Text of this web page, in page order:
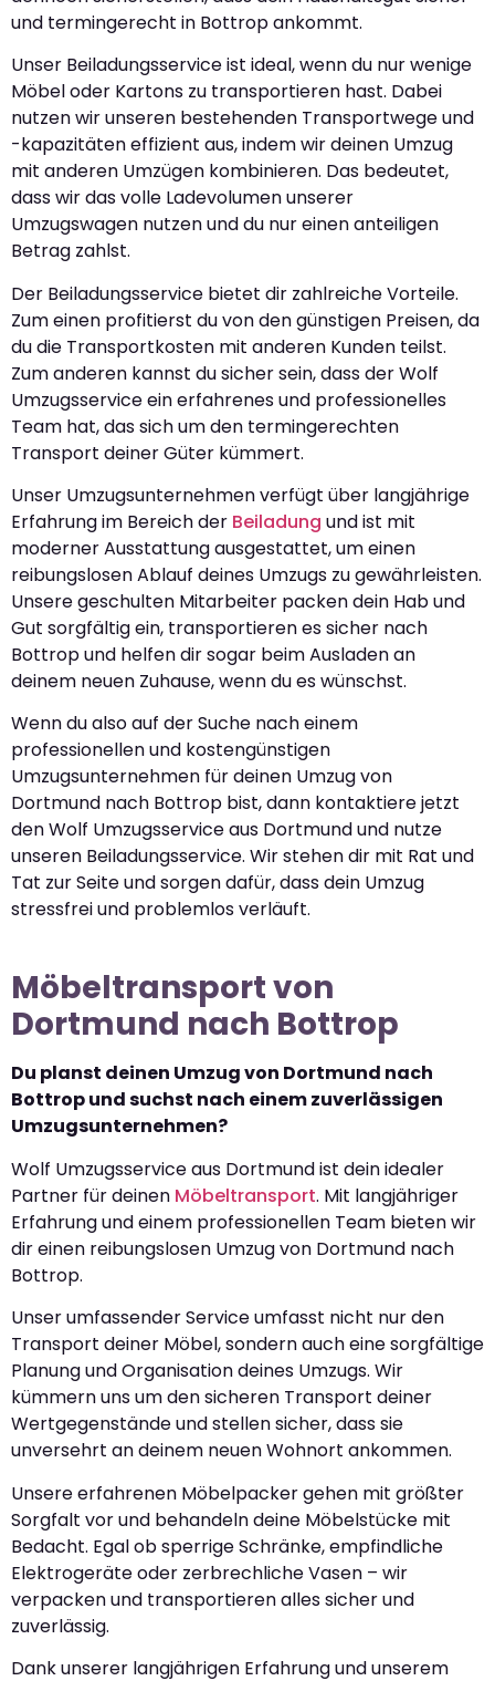
und termingerecht in Bottrop ankommt.
Unser Beiladungsservice ist ideal, wenn du nur wenige
Möbel oder Kartons zu transportieren hast. Dabei
nutzen wir unseren bestehenden Transportwege und
-kapazitäten effizient aus, indem wir deinen Umzug
mit anderen Umzügen kombinieren. Das bedeutet,
dass wir das volle Ladevolumen unserer
Umzugswagen nutzen und du nur einen anteiligen
Betrag zahlst.
Der Beiladungsservice bietet dir zahlreiche Vorteile.
Zum einen profitierst du von den günstigen Preisen, da
du die Transportkosten mit anderen Kunden teilst.
Zum anderen kannst du sicher sein, dass der Wolf
Umzugsservice ein erfahrenes und professionelles
Team hat, das sich um den termingerechten
Transport deiner Güter kümmert.
Unser Umzugsunternehmen verfügt über langjährige
Erfahrung im Bereich der Beiladung und ist mit
moderner Ausstattung ausgestattet, um einen
reibungslosen Ablauf deines Umzugs zu gewährleisten.
Unsere geschulten Mitarbeiter packen dein Hab und
Gut sorgfältig ein, transportieren es sicher nach
Bottrop und helfen dir sogar beim Ausladen an
deinem neuen Zuhause, wenn du es wünschst.
Wenn du also auf der Suche nach einem
professionellen und kostengünstigen
Umzugsunternehmen für deinen Umzug von
Dortmund nach Bottrop bist, dann kontaktiere jetzt
den Wolf Umzugsservice aus Dortmund und nutze
unseren Beiladungsservice. Wir stehen dir mit Rat und
Tat zur Seite und sorgen dafür, dass dein Umzug
stressfrei und problemlos verläuft.
Möbeltransport von
Dortmund nach Bottrop
Du planst deinen Umzug von Dortmund nach
Bottrop und suchst nach einem zuverlässigen
Umzugsunternehmen?
Wolf Umzugsservice aus Dortmund ist dein idealer
Partner für deinen Möbeltransport. Mit langjähriger
Erfahrung und einem professionellen Team bieten wir
dir einen reibungslosen Umzug von Dortmund nach
Bottrop.
Unser umfassender Service umfasst nicht nur den
Transport deiner Möbel, sondern auch eine sorgfältige
Planung und Organisation deines Umzugs. Wir
kümmern uns um den sicheren Transport deiner
Wertgegenstände und stellen sicher, dass sie
unversehrt an deinem neuen Wohnort ankommen.
Unsere erfahrenen Möbelpacker gehen mit größter
Sorgfalt vor und behandeln deine Möbelstücke mit
Bedacht. Egal ob sperrige Schränke, empfindliche
Elektrogeräte oder zerbrechliche Vasen – wir
verpacken und transportieren alles sicher und
zuverlässig.
Dank unserer langjährigen Erfahrung und unserem